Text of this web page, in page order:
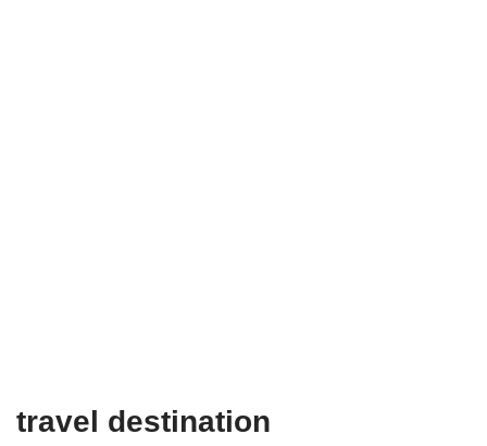
travel destination